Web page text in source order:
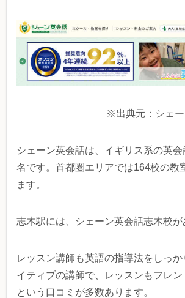
※出典元：シェ
シェーン英会話は、イギリス系の英
名です。首都圏エリアでは164校の教
ます。
志木駅には、シェーン英会話志木校が
レッスン講師も英語の指導法をしっ
イティブの講師で、レッスンもフレ
という口コミが多数あります。